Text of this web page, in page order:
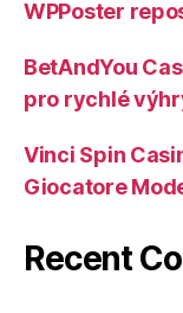
WPPoster
BetAndYou
pro rychlé
Vinci Spin
Giocatore
Recent